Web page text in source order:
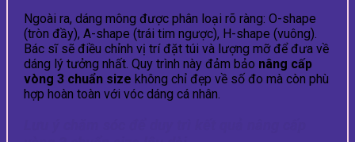
Ngoài ra, dáng mông được phân loại rõ ràng: O-shape
(tròn đầy), A-shape (trái tim ngược), H-shape (vuông).
Bác sĩ sẽ điều chỉnh vị trí đặt túi và lượng mỡ để đưa về
dáng lý tưởng nhất. Quy trình này đảm bảo nâng cấp
vòng 3 chuẩn size không chỉ đẹp về số đo mà còn phù
hợp hoàn toàn với vóc dáng cá nhân.